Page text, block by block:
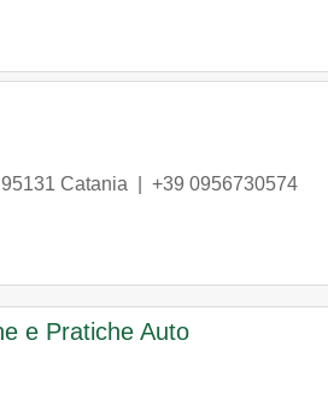
95131 Catania +39 0956730574
e Pratiche Auto